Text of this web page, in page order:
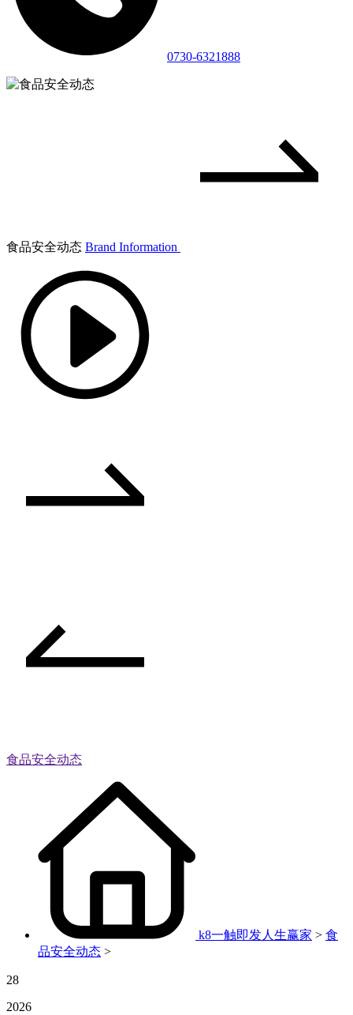
0730-6321888
食品安全动态 Brand Information
食品安全动态
k8一触即发人生赢家 > 食
品安全动态 >
28
2026